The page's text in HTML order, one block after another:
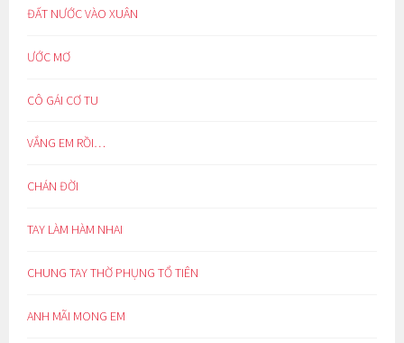
ĐẤT NƯỚC VÀO XUÂN
ƯỚC MƠ
CÔ GÁI CƠ TU
VẮNG EM RỒI…
CHÁN ĐỜI
TAY LÀM HÀM NHAI
CHUNG TAY THỜ PHỤNG TỔ TIÊN
ANH MÃI MONG EM